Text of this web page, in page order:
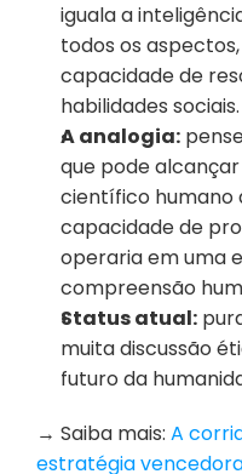
iguala a
todos os
capacidade de
habilidades sociais.
A analogia:
que pode
científico humano
capacidade de
operaria em uma
compreensão
Status atual:
muita discussão
futuro da
→ Saiba mais: A
estratégia